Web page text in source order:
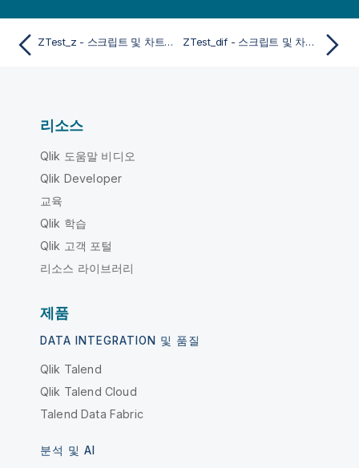
ZTest_z - 스크립트 및 차트 함수 ZTest_dif - 스크립트 및 차트 함수
리소스
Qlik 도움말 비디오
Qlik Developer
교육
Qlik 학습
Qlik 고객 포털
리소스 라이브러리
제품
DATA INTEGRATION 및 품질
Qlik Talend
Qlik Talend Cloud
Talend Data Fabric
분석 및 AI